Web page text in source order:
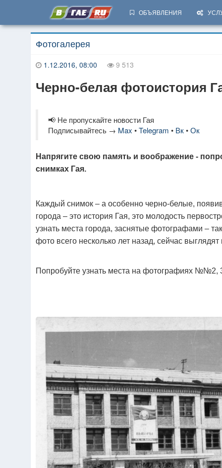
ОБЪЯВЛЕНИЯ
Фотогалерея
1.12.2016, 08:00 9 513
Черно-белая фотоистория
📢 Не пропускайте новости Гая
Подписывайтесь → Max •Telegram • Вк•Ок
Напрягите свою память и воображение -
снимках Гая.
Каждый снимок – а особенно черно-белые,
города – это история Гая, это молодость
узнать места города, заснятые фотографами –
фото всего несколько лет назад, сейчас выглядят
Попробуйте узнать места на фотографиях №№2,